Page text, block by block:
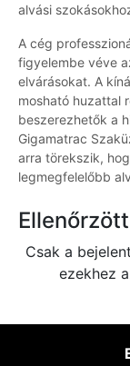
alvási
A cég
figyelembe véve
elvárásokat. A
mosható huzattal
beszerezhetők a
Gigamatrac
arra törekszik,
legmegfelelőbb
Csak a
ezekhez